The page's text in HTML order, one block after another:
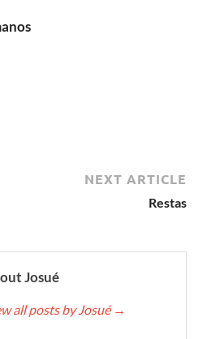
NEXT ARTICLE
Restas
Josué
all posts by Josué →